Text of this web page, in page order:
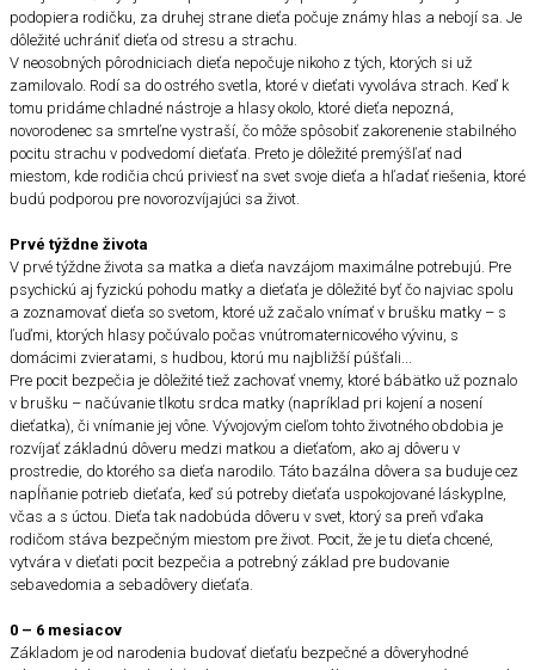
podopiera rodičku, za druhej strane dieťa počuje známy hlas a nebojí sa. Je
dôležité uchrániť dieťa od stresu a strachu.
V neosobných pôrodniciach dieťa nepočuje nikoho z tých, ktorých si už
zamilovalo. Rodí sa do ostrého svetla, ktoré v dieťati vyvoláva strach. Keď k
tomu pridáme chladné nástroje a hlasy okolo, ktoré dieťa nepozná,
novorodenec sa smrteľne vystraší, čo môže spôsobiť zakorenenie stabilného
pocitu strachu v podvedomí dieťaťa. Preto je dôležité premýšľať nad
miestom, kde rodičia chcú priviesť na svet svoje dieťa a hľadať riešenia, ktoré
budú podporou pre novorozvíjajúci sa život.
Prvé týždne života
V prvé týždne života sa matka a dieťa navzájom maximálne potrebujú. Pre
psychickú aj fyzickú pohodu matky a dieťaťa je dôležité byť čo najviac spolu
a zoznamovať dieťa so svetom, ktoré už začalo vnímať v brušku matky – s
ľuďmi, ktorých hlasy počúvalo počas vnútromaternicového vývinu, s
domácimi zvieratami, s hudbou, ktorú mu najbližší púšťali...
Pre pocit bezpečia je dôležité tiež zachovať vnemy, ktoré bábätko už poznalo
v brušku – načúvanie tlkotu srdca matky (napríklad pri kojení a nosení
dieťatka), či vnímanie jej vône. Vývojovým cieľom tohto životného obdobia je
rozvíjať základnú dôveru medzi matkou a dieťaťom, ako aj dôveru v
prostredie, do ktorého sa dieťa narodilo. Táto bazálna dôvera sa buduje cez
napĺňanie potrieb dieťaťa, keď sú potreby dieťaťa uspokojované láskyplne,
včas a s úctou. Dieťa tak nadobúda dôveru v svet, ktorý sa preň vďaka
rodičom stáva bezpečným miestom pre život. Pocit, že je tu dieťa chcené,
vytvára v dieťati pocit bezpečia a potrebný základ pre budovanie
sebavedomia a sebadôvery dieťaťa.
0 – 6 mesiacov
Základom je od narodenia budovať dieťaťu bezpečné a dôveryhodné